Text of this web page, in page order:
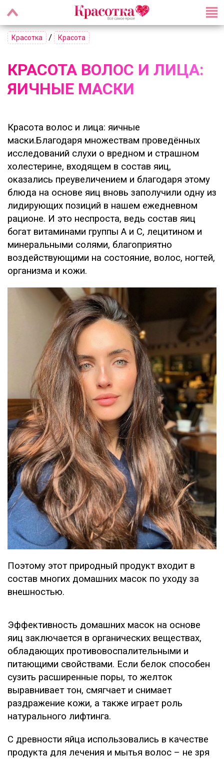
Красотка / Красота
КРАСОТА ВОЛОС И ЛИЦА:
ЯИЧНЫЕ МАСКИ
Красота волос и лица: яичные
маски.Благодаря множествам проведённых
исследований слухи о вредном и страшном
холестерине, входящем в состав яиц,
оказались преувеличением и благодаря этому
блюда на основе яиц вновь заполучили одну из
лидирующих позиций в нашем ежедневном
рационе. И это неспроста, ведь состав яиц
богат витаминами группы А и С, лецитином и
минеральными солями, благоприятно
воздействующими на состояние, волос, ногтей,
организма и кожи.
Поэтому этот природный продукт входит в
состав многих домашних масок по уходу за
внешностью.
Эффективность домашних масок на основе
яиц заключается в органических веществах,
обладающих противовоспалительными и
питающими свойствами. Если белок способен
сузить расширенные поры, то желток
выравнивает тон, смягчает и снимает
раздражение кожи, а также играет роль
натурального лифтинга.
С древности яйца использовались в качестве
продукта для лечения и мытья волос – не зря